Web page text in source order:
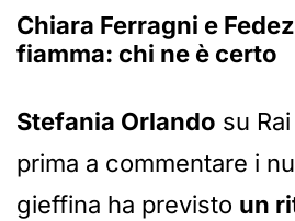
Chiara Ferragni e
fiamma: chi ne è certo
Stefania Orlando su
prima a commentare i
gieffina ha previsto un